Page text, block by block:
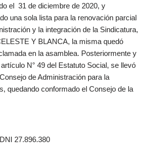
el 31 de diciembre de 2020, y
una sola lista para la renovación parcial
y la integración de la Sindicatura,
Y BLANCA, la misma quedó
en la asamblea. Posteriormente y
N° 49 del Estatuto Social, se llevó
de Administración para la
quedando conformado el Consejo de la
27.896.380